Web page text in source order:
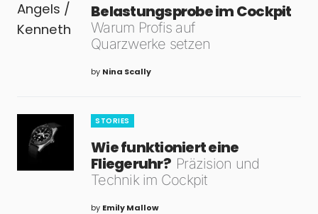
Belastungsprobe im Cockpit
Warum Profis auf
Quarzwerke setzen
by Nina Scally
STORIES
Wie funktioniert eine
Fliegeruhr? Präzision und
Technik im Cockpit
by Emily Mallow